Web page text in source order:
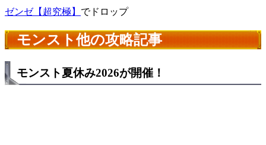
ゼンゼ【超究極】 でドロップ
モンスト他の攻略記事
モンスト夏休み2026が開催！